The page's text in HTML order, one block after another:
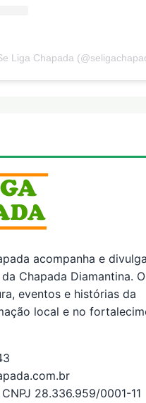
Liga Chapada
acompanha e
Chapada Diamantina. O
eventos e histórias da
local e no
28.336.959/0001-11